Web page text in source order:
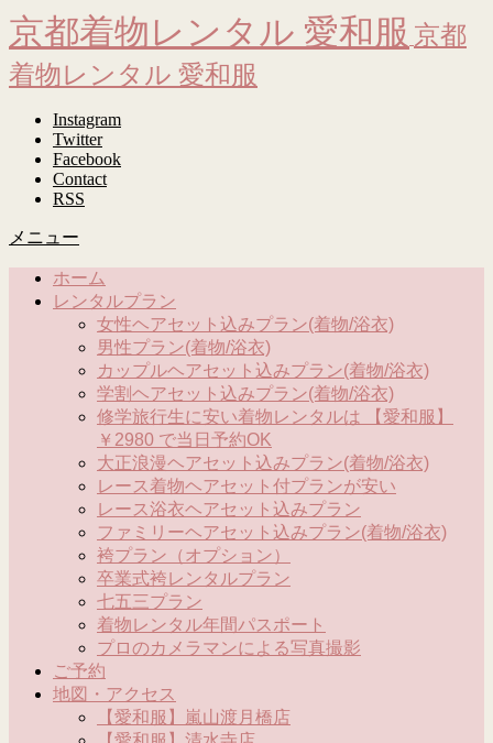
京都着物レンタル 愛和服 京都
着物レンタル 愛和服
Instagram
Twitter
Facebook
Contact
RSS
メニュー
ホーム
レンタルプラン
女性ヘアセット込みプラン(着物/浴衣)
男性プラン(着物/浴衣)
カップルヘアセット込みプラン(着物/浴衣)
学割ヘアセット込みプラン(着物/浴衣)
修学旅行生に安い着物レンタルは 【愛和服】
￥2980 で当日予約OK
大正浪漫ヘアセット込みプラン(着物/浴衣)
レース着物ヘアセット付プランが安い
レース浴衣ヘアセット込みプラン
ファミリーヘアセット込みプラン(着物/浴衣)
袴プラン（オプション）
卒業式袴レンタルプラン
七五三プラン
着物レンタル年間パスポート
プロのカメラマンによる写真撮影
ご予約
地図・アクセス
【愛和服】嵐山渡月橋店